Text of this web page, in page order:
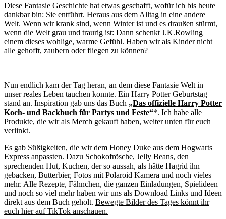
Diese Fantasie Geschichte hat etwas geschafft, wofür ich bis heute
dankbar bin: Sie entführt. Heraus aus dem Alltag in eine andere
Welt. Wenn wir krank sind, wenn Winter ist und es draußen stürmt,
wenn die Welt grau und traurig ist: Dann schenkt J.K.Rowling
einem dieses wohlige, warme Gefühl. Haben wir als Kinder nicht
alle gehofft, zaubern oder fliegen zu können?
Nun endlich kam der Tag heran, an dem diese Fantasie Welt in
unser reales Leben tauchen konnte. Ein Harry Potter Geburtstag
stand an. Inspiration gab uns das Buch „Das offizielle Harry Potter
Koch- und Backbuch für Partys und Feste“*. Ich habe alle
Produkte, die wir als Merch gekauft haben, weiter unten für euch
verlinkt.
Es gab Süßigkeiten, die wir dem Honey Duke aus dem Hogwarts
Express anpassten. Dazu Schokofrösche, Jelly Beans, den
sprechenden Hut, Kuchen, der so aussah, als hätte Hagrid ihn
gebacken, Butterbier, Fotos mit Polaroid Kamera und noch vieles
mehr. Alle Rezepte, Fähnchen, die ganzen Einladungen, Spielideen
und noch so viel mehr haben wir uns als Download Links und Ideen
direkt aus dem Buch geholt. Bewegte Bilder des Tages könnt ihr
euch hier auf TikTok anschauen.